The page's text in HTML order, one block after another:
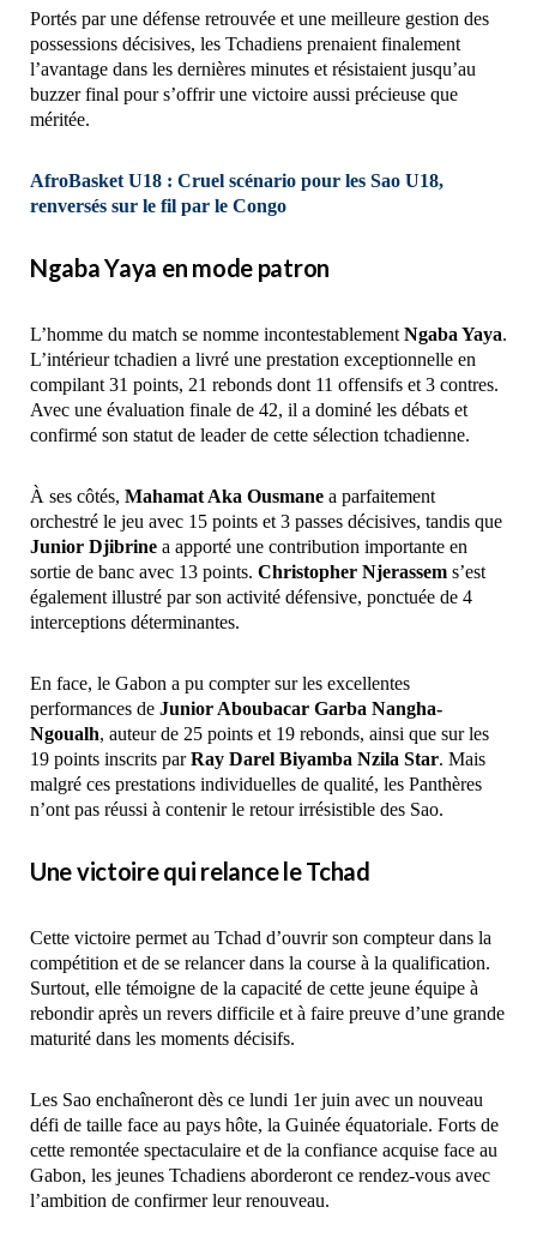
Portés par une défense retrouvée et une meilleure gestion des
possessions décisives, les Tchadiens prenaient finalement
l’avantage dans les dernières minutes et résistaient jusqu’au
buzzer final pour s’offrir une victoire aussi précieuse que
méritée.
AfroBasket U18 : Cruel scénario pour les Sao U18,
renversés sur le fil par le Congo
Ngaba Yaya en mode patron
L’homme du match se nomme incontestablement Ngaba Yaya.
L’intérieur tchadien a livré une prestation exceptionnelle en
compilant 31 points, 21 rebonds dont 11 offensifs et 3 contres.
Avec une évaluation finale de 42, il a dominé les débats et
confirmé son statut de leader de cette sélection tchadienne.
À ses côtés, Mahamat Aka Ousmane a parfaitement
orchestré le jeu avec 15 points et 3 passes décisives, tandis que
Junior Djibrine a apporté une contribution importante en
sortie de banc avec 13 points. Christopher Njerassem s’est
également illustré par son activité défensive, ponctuée de 4
interceptions déterminantes.
En face, le Gabon a pu compter sur les excellentes
performances de Junior Aboubacar Garba Nangha-
Ngoualh, auteur de 25 points et 19 rebonds, ainsi que sur les
19 points inscrits parRay Darel Biyamba Nzila Star. Mais
malgré ces prestations individuelles de qualité, les Panthères
n’ont pas réussi à contenir le retour irrésistible des Sao.
Une victoire qui relance le Tchad
Cette victoire permet au Tchad d’ouvrir son compteur dans la
compétition et de se relancer dans la course à la qualification.
Surtout, elle témoigne de la capacité de cette jeune équipe à
rebondir après un revers difficile et à faire preuve d’une grande
maturité dans les moments décisifs.
Les Sao enchaîneront dès ce lundi 1er juin avec un nouveau
défi de taille face au pays hôte, la Guinée équatoriale. Forts de
cette remontée spectaculaire et de la confiance acquise face au
Gabon, les jeunes Tchadiens aborderont ce rendez-vous avec
l’ambition de confirmer leur renouveau.